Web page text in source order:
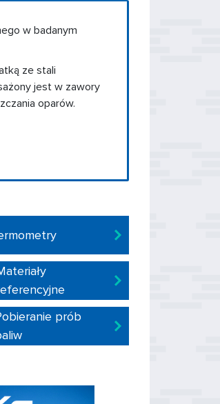
w badanym
ze stali
jest w zawory
oparów.
prób